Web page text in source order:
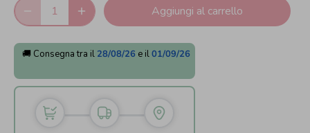
Aggiungi al carrello
🚚 Consegna tra il 28/08/26 e il01/09/26